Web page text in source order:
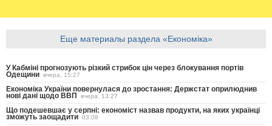
Еще материалы раздела «Економіка»
У Кабміні прогнозують різкий стрибок цін через блокування портів
Одещини вчера, 15:27
Економіка України повернулася до зростання: Держстат оприлюднив
нові дані щодо ВВП вчера, 13:27
Що подешевшає у серпні: економіст назвав продукти, на яких українці
зможуть заощадити 03.08